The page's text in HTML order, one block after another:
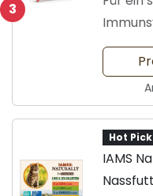
3
Hot Pick
IAMS